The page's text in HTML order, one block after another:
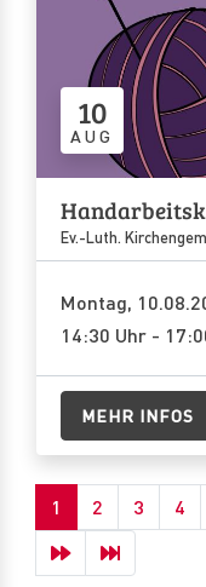
10
AUG
Ev.-Luth.
Montag,
14:30 Uhr -
MEHR INFOS
1 2 3 4